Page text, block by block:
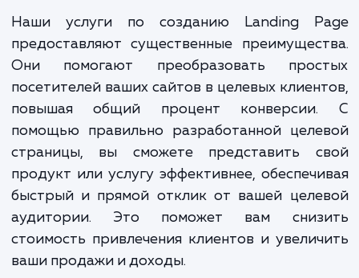
обеспечивает посетителям четкую и
информацию о вашем продукте или
стимулируя их к конкретному
покупке, регистрации, подписке и т.д.
Наши услуги по созданию Landing
предоставляют существенные
Они помогают преобразовать
посетителей ваших сайтов в целевых
повышая общий процент
помощью правильно разработанной